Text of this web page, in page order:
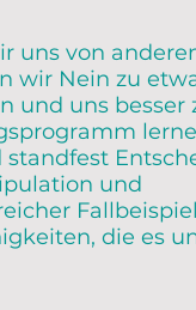
uns von
wir Nein zu
und uns besser
und
die es